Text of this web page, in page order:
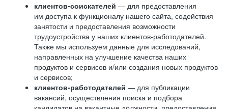
клиентов-соискателей — для предоставления
им доступа к функционалу нашего сайта, содействия
занятости и предоставления возможности
трудоустройства у наших клиентов-работодателей.
Также мы используем данные для исследований,
направленных на улучшение качества наших
продуктов и сервисов и/или создания новых продуктов
и сервисов;
клиентов-работодателей — для публикации
вакансий, осуществления поиска и подбора